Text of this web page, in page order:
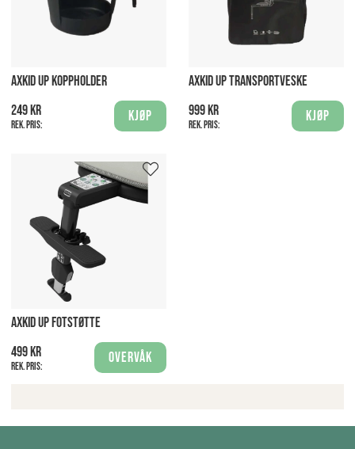
AXKID UP KOPPHOLDER
249 kr
Rek. pris:
Kjøp
AXKID UP TRANSPORTVESKE
999 kr
Rek. pris:
Kjøp
AXKID UP FOTSTØTTE
499 kr
Rek. pris:
Overvåk